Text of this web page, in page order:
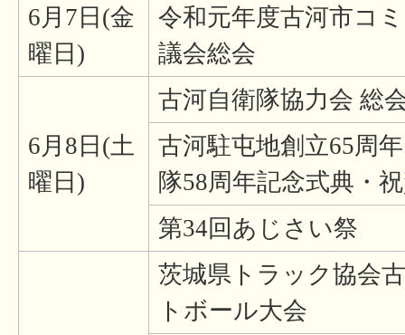
6月7日(金
曜日)
令和元年度古河市コ
議会総会
6月8日(土
曜日)
古河自衛隊協力会 総
古河駐屯地創立65周
隊58周年記念式典・
第34回あじさい祭
茨城県トラック協会
トボール大会